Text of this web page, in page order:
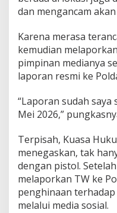
dan mengancam
Karena merasa
kemudian
pimpinan medianya
laporan resmi ke
“Laporan sudah saya
Mei 2026,”
Terpisah, Kuasa
menegaskan, tak
dengan pistol.
melaporkan TW ke
penghinaan
melalui media sosial.